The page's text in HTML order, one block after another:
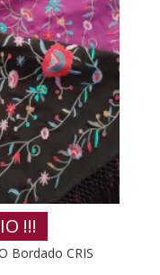
!!!
Bordado CRIS